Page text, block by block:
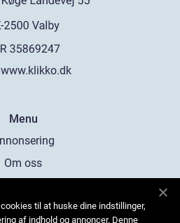
www.klikko.dk
Menu
Om oss
oss
til at huske dine indstillinger,
af indhold og annoncer. Denne